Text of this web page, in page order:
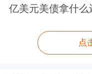
在主要客户的
云服务商业务
收入增长，公
亿美元美债拿什么
点